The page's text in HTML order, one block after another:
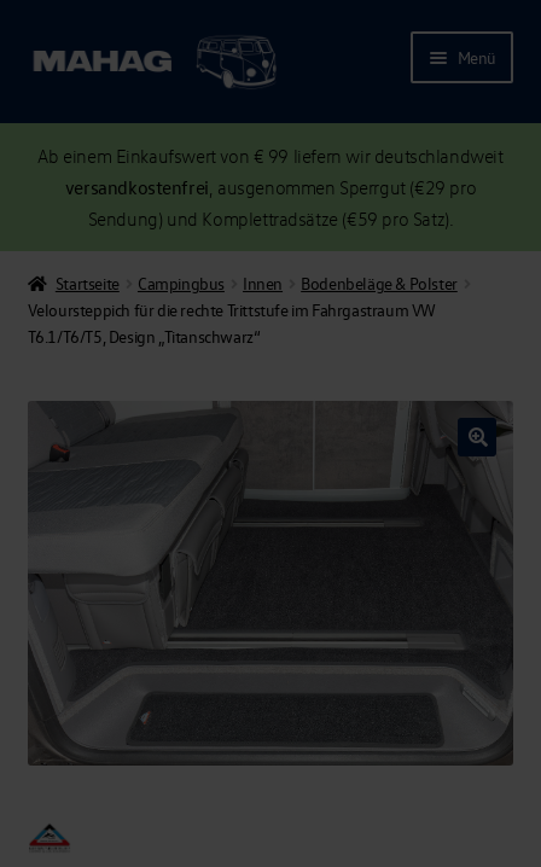
Menü
Ab einem Einkaufswert von € 99 liefern wir deutschlandweit
versandkostenfrei , ausgenommen Sperrgut (€29 pro
Sendung) und Komplettradsätze (€59 pro Satz).
Startseite Campingbus Innen
Bodenbeläge & Polster
Veloursteppich für die rechte Trittstufe im Fahrgastraum VW
T6.1/T6/T5, Design „Titanschwarz“